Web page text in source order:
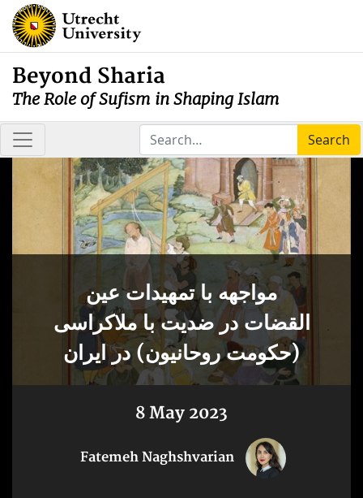
Beyond Sharia
The Role of Sufism in Shaping Islam
Search
مواجهه با تمهيدات عين
القضات در ضديت با ملاکراسی
(حکومت روحانيون) در ايران
8 May 2023
Fatemeh Naghshvarian